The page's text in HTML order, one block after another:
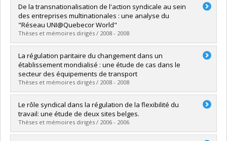
Graduate :Cuillerier, Joelle
Cycle :Master's
Grade :M. Sc.
Lien vers le document dans Papyrus
De la transnationalisation de l'action syndicale au sein
des entreprises multinationales : une analyse du
"Réseau UNI@Quebecor World"
Thèses et mémoires dirigés / 2008 - 2008
Graduate :Hennebert, Marc-Antonin
Cycle :Doctoral
Grade :Ph. D.
Lien vers le document dans Papyrus
La régulation paritaire du changement dans un
établissement mondialisé : une étude de cas dans le
secteur des équipements de transport
Thèses et mémoires dirigés / 2008 - 2008
Graduate :Crépeau, Karine
Cycle : Master's
Grade :M. Sc.
Lien vers le document dans Papyrus
Le rôle syndical dans la régulation de la flexibilité du
travail: une étude de deux sites belges.
Thèses et mémoires dirigés / 2006 - 2006